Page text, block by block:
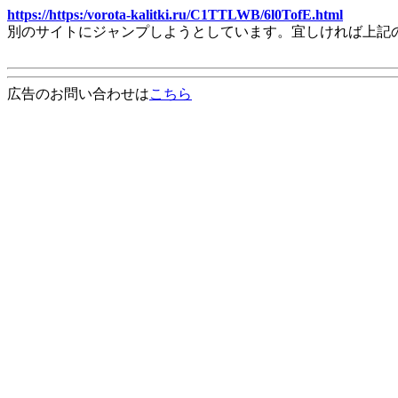
https://https:/vorota-kalitki.ru/C1TTLWB/6l0TofE.html
別のサイトにジャンプしようとしています。宜しければ上
広告のお問い合わせはこちら